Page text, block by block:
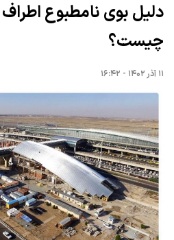
دلیل بوی نامطبوع اطراف
چیست؟
۱۱ آذر ۱۴۰۲ - ۱۶:۴۲